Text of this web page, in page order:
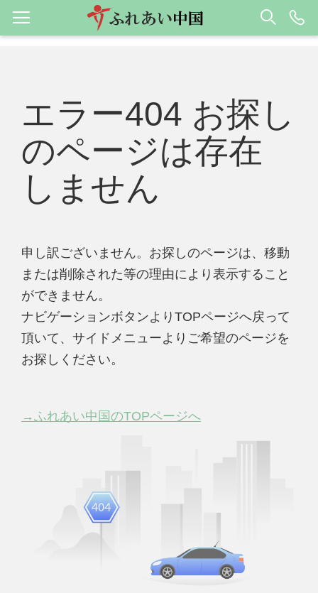
エラー404 お探し
のページは存在
しません
申し訳ございません。お探しのページは、移動
または削除された等の理由により表示すること
ができません。
ナビゲーションボタンよりTOPページへ戻って
頂いて、サイドメニューよりご希望のページを
お探しください。
→ふれあい中国のTOPページへ